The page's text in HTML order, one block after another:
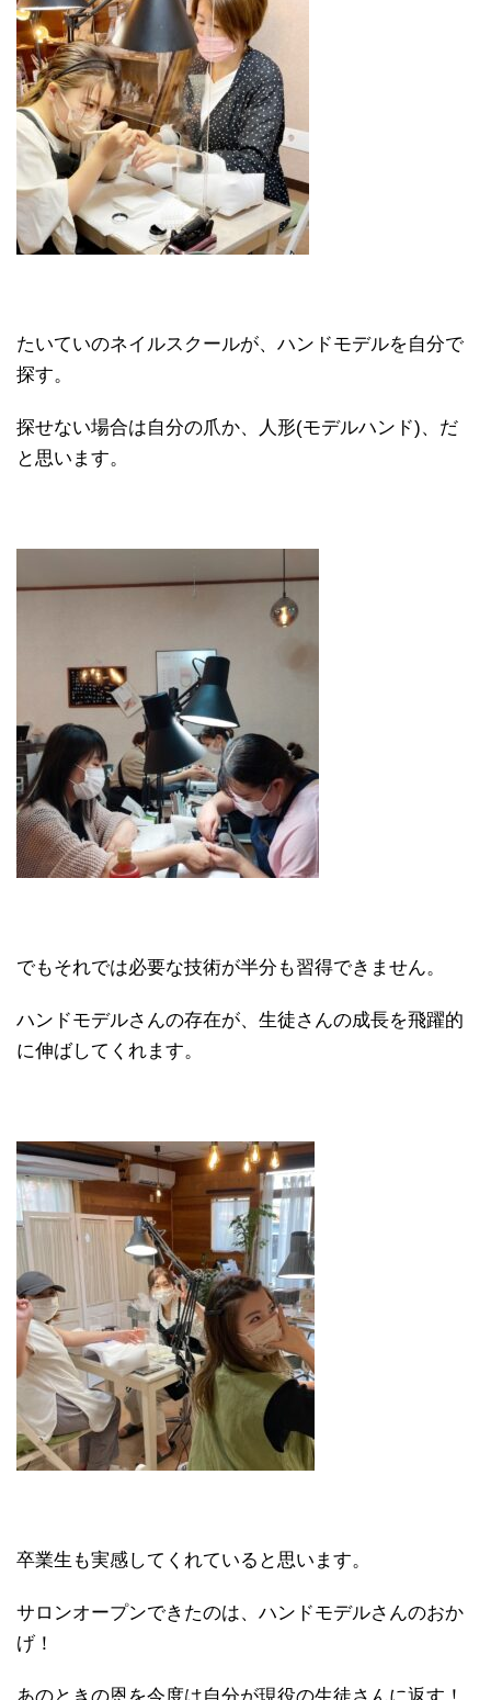
たいていのネイルスクールが、ハンドモデルを自分で
探す。
探せない場合は自分の爪か、人形(モデルハンド)、だ
と思います。
でもそれでは必要な技術が半分も習得できません。
ハンドモデルさんの存在が、生徒さんの成長を飛躍的
に伸ばしてくれます。
卒業生も実感してくれていると思います。
サロンオープンできたのは、ハンドモデルさんのおか
げ！